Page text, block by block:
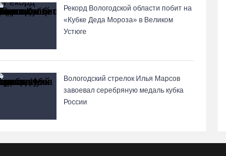
Рекорд Вологодской области побит на
«Кубке Деда Мороза» в Великом
Устюге
Вологодский стрелок Илья Марсов
завоевал серебряную медаль кубка
России